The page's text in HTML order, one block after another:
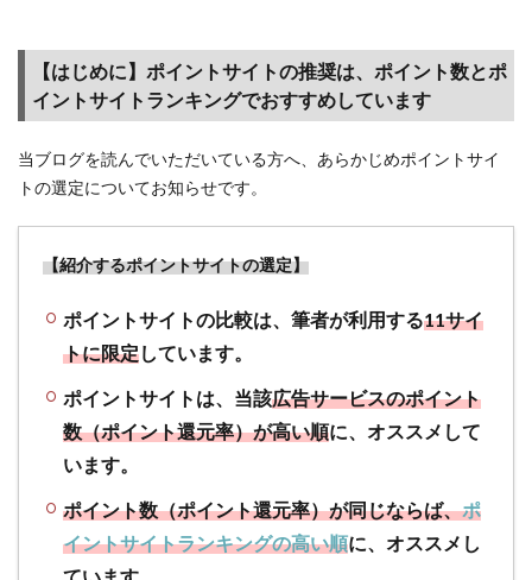
推奨
は、
ポイ
数と
ポイ
サイ
トラ
ンキ
でお
すす
てい
ます
1.2
ントサ
イト獲
得条
【はじめに】ポイントサイトの推奨は、ポイント数とポ
イントサイトランキングでおすすめしています
当ブログを読んでいただいている方へ、あらかじめポイントサイ
トの選定についてお知らせです。
【紹介するポイントサイトの選定】
ポイントサイトの比較は、筆者が利用する11サイ
トに限定しています。
ポイントサイトは、当該広告サービスのポイント
数（ポイント還元率）が高い順に、オススメして
います。
ポイント数（ポイント還元率）が同じならば、ポ
イントサイトランキングの高い順に、オススメし